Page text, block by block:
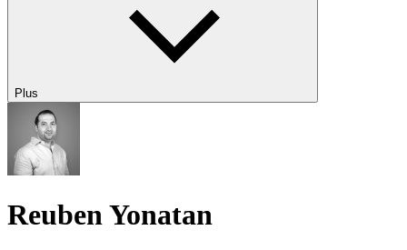
Plus
Reuben Yonatan